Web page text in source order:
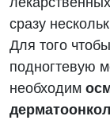
сразу
Для того
подногтевую
необходим